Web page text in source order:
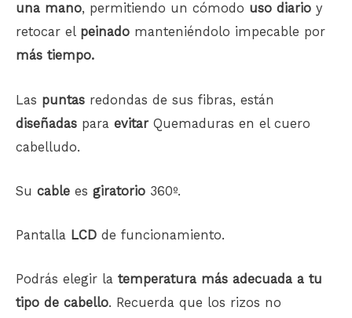
una mano, permitiendo un cómodo uso diario y
retocar el peinado manteniéndolo impecable por
más tiempo.
Las puntas redondas de sus fibras, están
diseñadas para evitar Quemaduras en el cuero
cabelludo.
Su cable es giratorio 360º.
Pantalla LCD de funcionamiento.
Podrás elegir la temperatura más adecuada a tu
tipo de cabello. Recuerda que los rizos no